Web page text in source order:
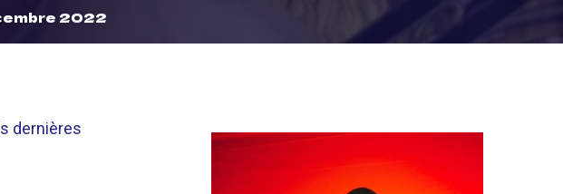
2022
dernières